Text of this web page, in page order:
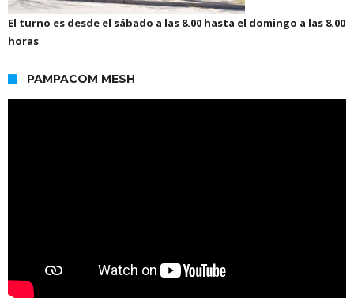
El turno es desde el sábado a las 8.00 hasta el domingo a las 8.00
horas
PAMPACOM MESH